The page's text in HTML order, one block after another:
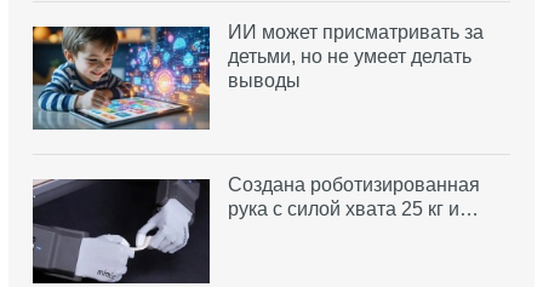
ИИ может присматривать за
детьми, но не умеет делать
выводы
Создана роботизированная
рука с силой хвата 25 кг и…